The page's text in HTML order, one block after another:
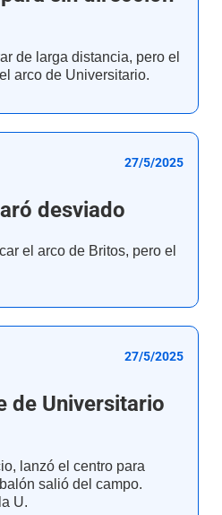
de larga distancia, pero el
arco de Universitario.
27/5/2025
desviado
el arco de Britos, pero el
27/5/2025
de Universitario
lanzó el centro para
salió del campo.
U.